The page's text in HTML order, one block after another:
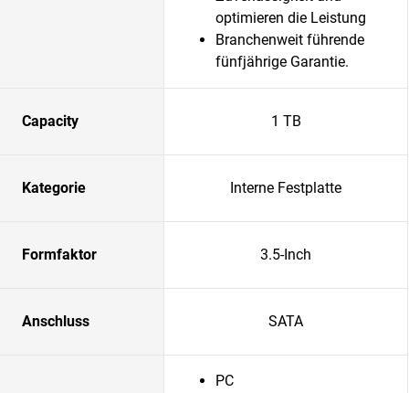
optimieren die Leistung
Branchenweit führende
fünfjährige Garantie.
Capacity 1 TB
Kategorie Interne Festplatte
Formfaktor 3.5-Inch
Anschluss SATA
PC